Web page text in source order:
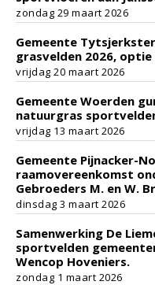
zondag 29 maart 2026
Gemeente
grasvelden 2026, optie
vrijdag 20 maart 2026
Gemeente Woerden
natuurgras
vrijdag 13 maart 2026
Gemeente Pijnacker-
raamovereenkomst
Gebroeders M. en W.
dinsdag 3 maart 2026
Samenwerking De
sportvelden
Wencop Hoveniers.
zondag 1 maart 2026